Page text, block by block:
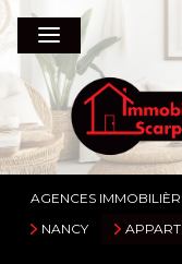
AGENCES
NANCY